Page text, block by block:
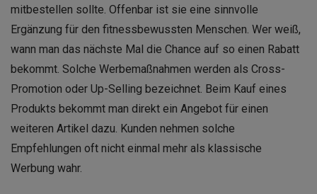
mitbestellen sollte. Offenbar ist sie eine sinnvolle
Ergänzung für den fitnessbewussten Menschen. Wer weiß,
wann man das nächste Mal die Chance auf so einen Rabatt
bekommt. Solche Werbemaßnahmen werden als Cross-
Promotion oder Up-Selling bezeichnet. Beim Kauf eines
Produkts bekommt man direkt ein Angebot für einen
weiteren Artikel dazu. Kunden nehmen solche
Empfehlungen oft nicht einmal mehr als klassische
Werbung wahr.